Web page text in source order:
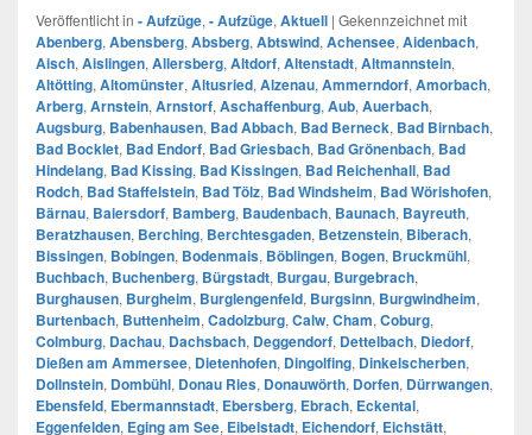
Veröffentlicht in - Aufzüge, - Aufzüge, Aktuell | Gekennzeichnet mit
Abenberg, Abensberg, Absberg, Abtswind, Achensee, Aidenbach,
Aisch, Aislingen, Allersberg, Altdorf, Altenstadt, Altmannstein,
Altötting, Altomünster, Altusried, Alzenau, Ammerndorf, Amorbach,
Arberg, Arnstein, Arnstorf, Aschaffenburg, Aub, Auerbach,
Augsburg, Babenhausen, Bad Abbach, Bad Berneck, Bad Birnbach,
Bad Bocklet, Bad Endorf, Bad Griesbach, Bad Grönenbach, Bad
Hindelang, Bad Kissing, Bad Kissingen, Bad Reichenhall, Bad
Rodch, Bad Staffelstein, Bad Tölz, Bad Windsheim, Bad Wörishofen,
Bärnau, Baiersdorf, Bamberg, Baudenbach, Baunach, Bayreuth,
Beratzhausen, Berching, Berchtesgaden, Betzenstein, Biberach,
Bissingen, Bobingen, Bodenmais, Böblingen, Bogen, Bruckmühl,
Buchbach, Buchenberg, Bürgstadt, Burgau, Burgebrach,
Burghausen, Burgheim, Burglengenfeld, Burgsinn, Burgwindheim,
Burtenbach, Buttenheim, Cadolzburg, Calw, Cham, Coburg,
Colmburg, Dachau, Dachsbach, Deggendorf, Dettelbach, Diedorf,
Dießen am Ammersee, Dietenhofen, Dingolfing, Dinkelscherben,
Dollnstein, Dombühl, Donau Ries, Donauwörth, Dorfen, Dürrwangen,
Ebensfeld, Ebermannstadt, Ebersberg, Ebrach, Eckental,
Eggenfelden, Eging am See, Eibelstadt, Eichendorf, Eichstätt,